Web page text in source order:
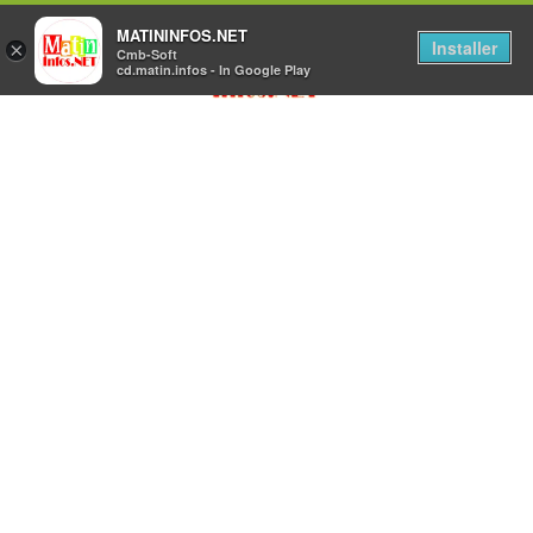
×
MATININFOS.NET
Cmb-Soft
cd.matin.infos - In Google Play
Installer